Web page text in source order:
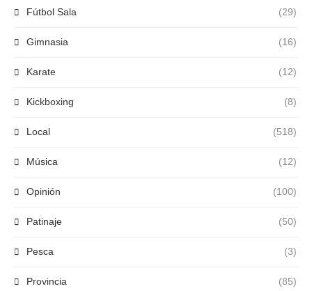
Fútbol Sala (29)
Gimnasia (16)
Karate (12)
Kickboxing (8)
Local (518)
Música (12)
Opinión (100)
Patinaje (50)
Pesca (3)
Provincia (85)